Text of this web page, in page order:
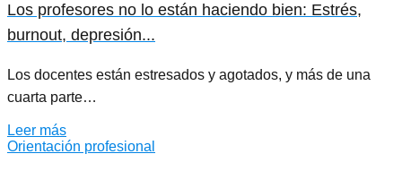
Los profesores no lo están haciendo bien: Estrés,
burnout, depresión...
Los docentes están estresados ​​y agotados, y más de una
cuarta parte…
Leer más
Orientación profesional